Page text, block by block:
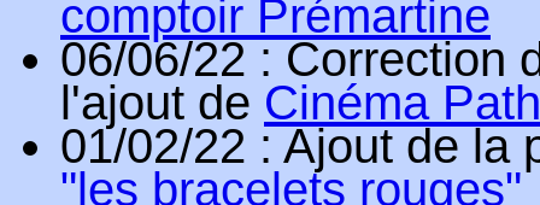
comptoir Prémartine
06/06/22 : Correction
l'ajout de Cinéma
01/02/22 : Ajout de la
"les bracelets rouges"